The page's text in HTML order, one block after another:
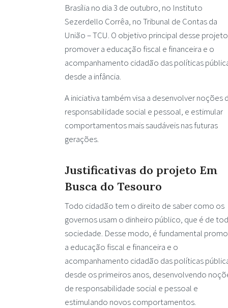
Brasília no dia 3 de outubro, no Instituto
Sezerdello Corrêa, no Tribunal de Contas da
União – TCU. O objetivo principal desse
promover a educação fiscal e financeira e o
acompanhamento cidadão das políticas
desde a infância.
A iniciativa também visa a desenvolver noções
responsabilidade social e pessoal, e estimular
comportamentos mais saudáveis nas futuras
gerações.
Justificativas do projeto Em
Busca do Tesouro
Todo cidadão tem o direito de saber como os
governos usam o dinheiro público, que é de
sociedade. Desse modo, é fundamental
a educação fiscal e financeira e o
acompanhamento cidadão das políticas
desde os primeiros anos, desenvolvendo
de responsabilidade social e pessoal e
estimulando novos comportamentos.